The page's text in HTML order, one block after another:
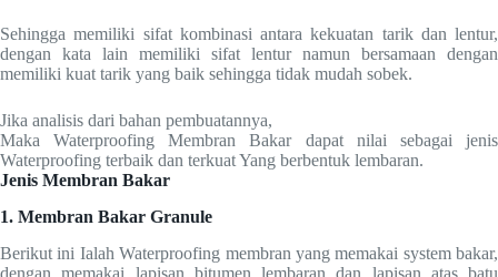
Sehingga memiliki sifat kombinasi antara kekuatan tarik dan lentur,
dengan kata lain memiliki sifat lentur namun bersamaan dengan
memiliki kuat tarik yang baik sehingga tidak mudah sobek.
Jika analisis dari bahan pembuatannya,
Maka Waterproofing Membran Bakar dapat nilai sebagai jenis
Waterproofing terbaik dan terkuat Yang berbentuk lembaran.
Jenis Membran Bakar
1. Membran Bakar Granule
Berikut ini Ialah Waterproofing membran yang memakai system bakar,
dengan memakai lapisan bitumen lembaran dan lapisan atas batu